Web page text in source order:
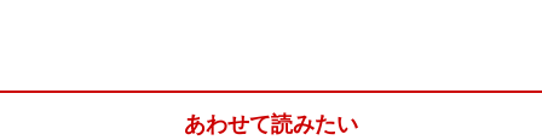
あわせて読みたい